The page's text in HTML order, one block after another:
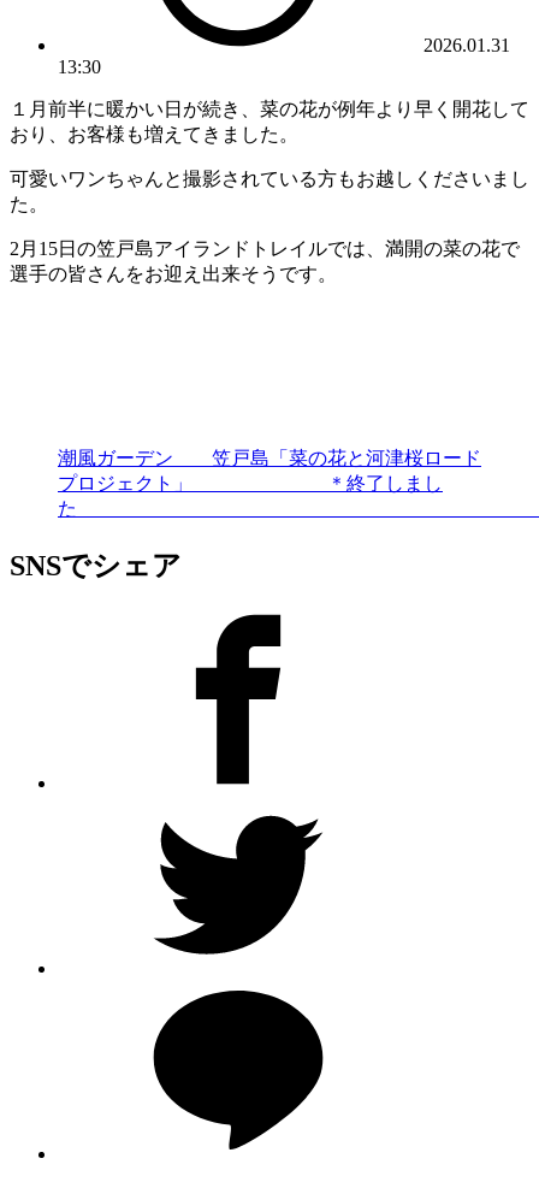
2026.01.31
13:30
１月前半に暖かい日が続き、菜の花が例年より早く開花して
おり、お客様も増えてきました。
可愛いワンちゃんと撮影されている方もお越しくださいまし
た。
2月15日の笠戸島アイランドトレイルでは、満開の菜の花で
選手の皆さんをお迎え出来そうです。
潮風ガーデン 笠戸島「菜の花と河津桜ロード
プロジェクト」 ＊終了しまし
SNSでシェア